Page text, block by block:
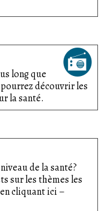
long que
découvrir les
la santé.
de la santé?
sur les thèmes les
cliquant ici –